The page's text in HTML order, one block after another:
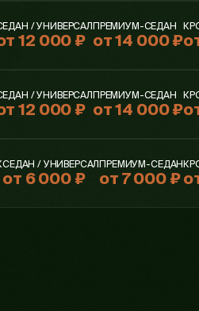
/ УНИВЕРСАЛ
12 000 ₽
ПРЕМИУМ-СЕДАН
от 14 000 ₽
/ УНИВЕРСАЛ
12 000 ₽
ПРЕМИУМ-СЕДАН
от 14 000 ₽
СЕДАН / УНИВЕРСАЛ
от 6 000 ₽
ПРЕМИУМ-СЕДАН
от 7 000 ₽